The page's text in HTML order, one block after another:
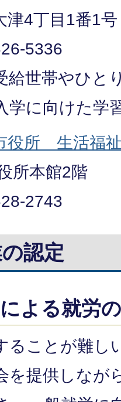
津4丁目1番1
5336
給世帯やひと
学に向けた学
役所 生活福
所本館2階
2743
認定
よる就労
ることが難し
を提供しなが